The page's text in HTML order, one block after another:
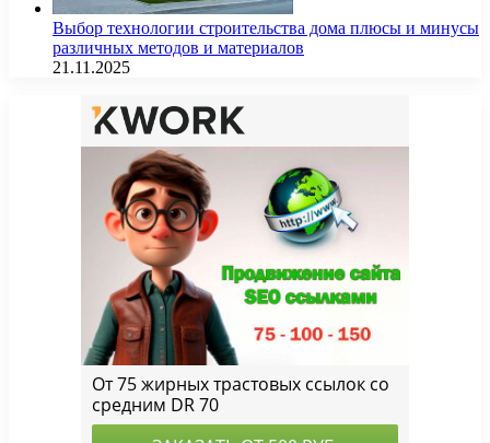
Выбор технологии строительства дома плюсы и минусы
различных методов и материалов
21.11.2025